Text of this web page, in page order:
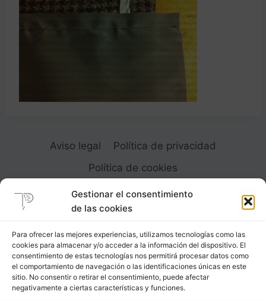
Gestionar el consentimiento
de las cookies
Para ofrecer las mejores experiencias, utilizamos tecnologías como las
cookies para almacenar y/o acceder a la información del dispositivo. El
consentimiento de estas tecnologías nos permitirá procesar datos como
el comportamiento de navegación o las identificaciones únicas en este
sitio. No consentir o retirar el consentimiento, puede afectar
negativamente a ciertas características y funciones.
Aviso legal
Política de privacidad
Política de cookies
Carrer Provença, 183
08036 - Barcelona (Espana)